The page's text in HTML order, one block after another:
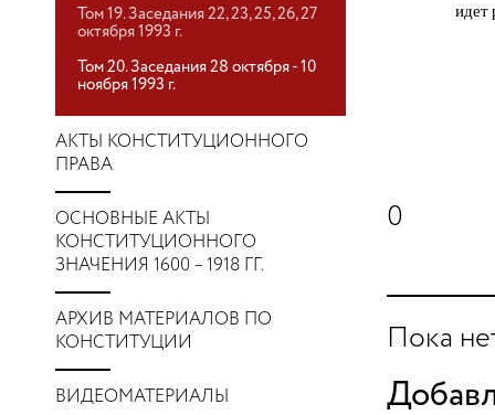
Том 19. Заседания 22, 23, 25, 26, 27
октября 1993 г.
Том 20. Заседания 28 октября - 10
ноября 1993 г.
АКТЫ КОНСТИТУЦИОННОГО
ПРАВА
ОСНОВНЫЕ АКТЫ
КОНСТИТУЦИОННОГО
ЗНАЧЕНИЯ 1600 – 1918 ГГ.
АРХИВ МАТЕРИАЛОВ ПО
КОНСТИТУЦИИ
ВИДЕОМАТЕРИАЛЫ
идет
0
Пока